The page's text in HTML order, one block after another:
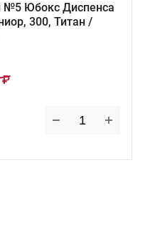
№5 Юбокс Диспенса
300, Титан /
₽